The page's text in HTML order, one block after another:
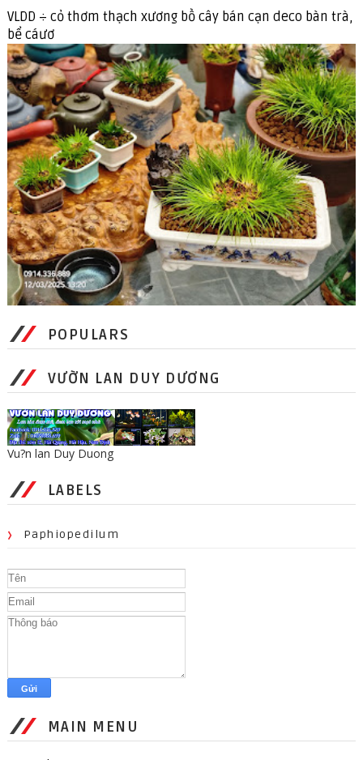
VLDD ÷ cỏ thơm thạch xương bồ cây bán cạn deco bàn trà,
bể cáươ
POPULARS
VƯỜN LAN DUY DƯƠNG
Vu?n lan Duy Duong
LABELS
Paphiopedilum
MAIN MENU